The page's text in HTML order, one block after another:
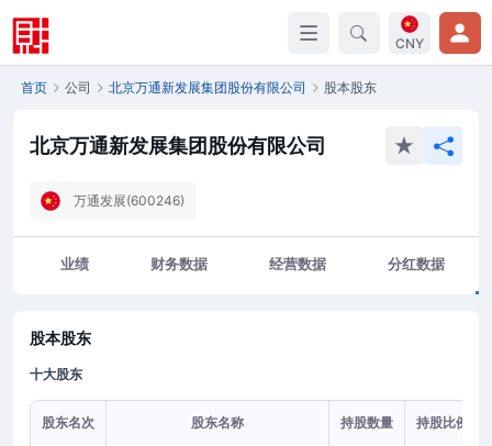
CNY
首页 公司 北京万通新发展集团股份有限公司 股本股东
北京万通新发展集团股份有限公司
万通发展(600246)
业绩 财务数据 经营数据 分红数据
股本股东
十大股东
股东名次 股东名称 持股数量 持股比例(%)